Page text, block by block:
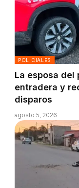
POLICIALES
La esposa
entradera y
disparos
agosto 5, 2026